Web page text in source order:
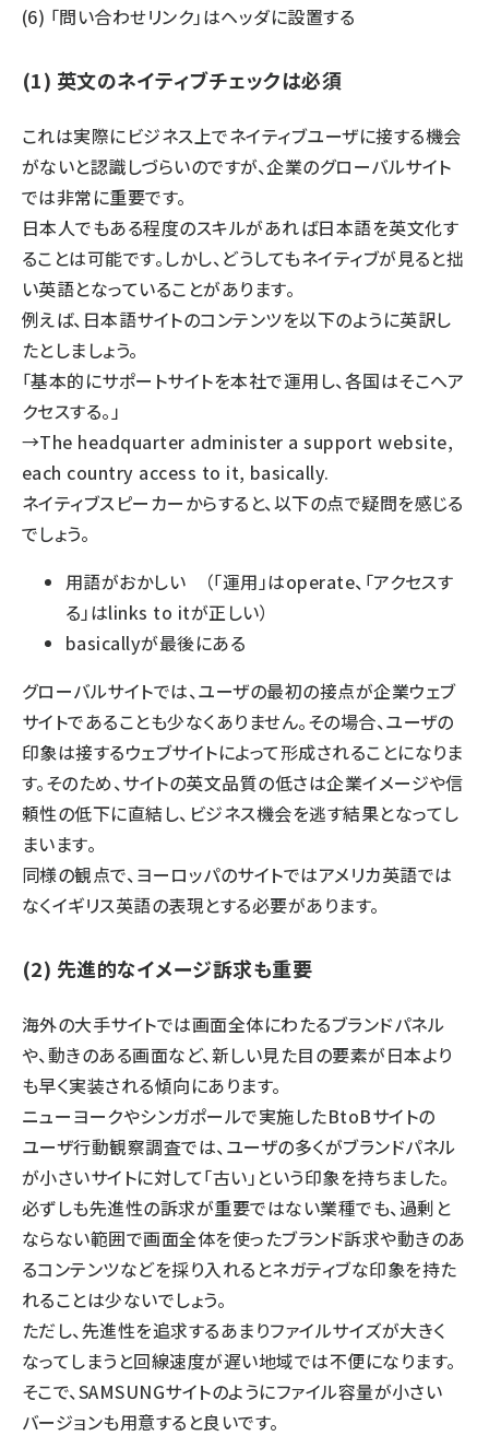
(6) 「問い合わせリンク」はヘッダに設置する
(1) 英文のネイティブチェックは必須
これは実際にビジネス上でネイティブユーザに接する機会
がないと認識しづらいのですが、企業のグローバルサイト
では非常に重要です。
日本人でもある程度のスキルがあれば日本語を英文化す
ることは可能です。しかし、どうしてもネイティブが見ると拙
い英語となっていることがあります。
例えば、日本語サイトのコンテンツを以下のように英訳し
たとしましょう。
「基本的にサポートサイトを本社で運用し、各国はそこへア
クセスする。」
→The headquarter administer a support website,
each country access to it, basically.
ネイティブスピーカーからすると、以下の点で疑問を感じる
でしょう。
用語がおかしい （「運用」はoperate、「アクセスす
る」はlinks to itが正しい）
basicallyが最後にある
グローバルサイトでは、ユーザの最初の接点が企業ウェブ
サイトであることも少なくありません。その場合、ユーザの
印象は接するウェブサイトによって形成されることになりま
す。そのため、サイトの英文品質の低さは企業イメージや信
頼性の低下に直結し、ビジネス機会を逃す結果となってし
まいます。
同様の観点で、ヨーロッパのサイトではアメリカ英語では
なくイギリス英語の表現とする必要があります。
(2) 先進的なイメージ訴求も重要
海外の大手サイトでは画面全体にわたるブランドパネル
や、動きのある画面など、新しい見た目の要素が日本より
も早く実装される傾向にあります。
ニューヨークやシンガポールで実施したBtoBサイトの
ユーザ行動観察調査では、ユーザの多くがブランドパネル
が小さいサイトに対して「古い」という印象を持ちました。
必ずしも先進性の訴求が重要ではない業種でも、過剰と
ならない範囲で画面全体を使ったブランド訴求や動きのあ
るコンテンツなどを採り入れるとネガティブな印象を持た
れることは少ないでしょう。
ただし、先進性を追求するあまりファイルサイズが大きく
なってしまうと回線速度が遅い地域では不便になります。
そこで、SAMSUNGサイトのようにファイル容量が小さい
バージョンも用意すると良いです。